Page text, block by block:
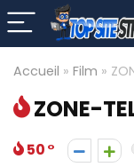
Accueil » Film »
ZONE-
50